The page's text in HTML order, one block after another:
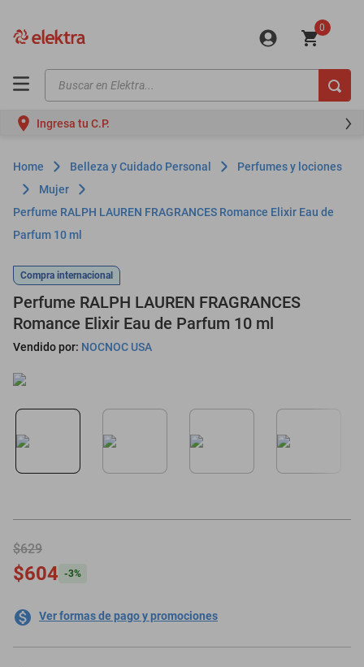
0
Buscar en Elektra...
Ingresa tu C.P.
Belleza y Cuidado Personal
Perfumes y lociones
Mujer
Perfume RALPH LAUREN FRAGRANCES Romance Elixir Eau de
Parfum 10 ml
Compra internacional
Perfume RALPH LAUREN FRAGRANCES
Romance Elixir Eau de Parfum 10 ml
Vendido por: NOCNOC USA
$629
$604 -3%
Ver formas de pago y promociones
motos
moto
celulares
iphones
lavadoras
colchones
salas